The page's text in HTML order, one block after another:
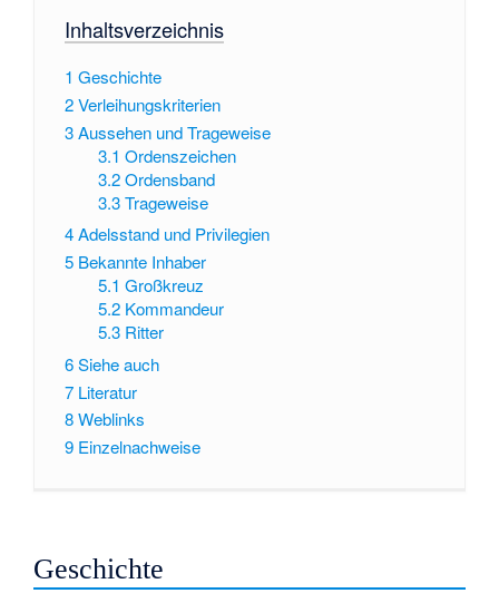
Inhaltsverzeichnis
1 Geschichte
2Verleihungskriterien
3Aussehen und Trageweise
3.1 Ordenszeichen
3.2 Ordensband
3.3 Trageweise
4Adelsstand und Privilegien
5 Bekannte Inhaber
5.1 Großkreuz
5.2 Kommandeur
5.3 Ritter
6Siehe auch
7 Literatur
8Weblinks
9 Einzelnachweise
Geschichte